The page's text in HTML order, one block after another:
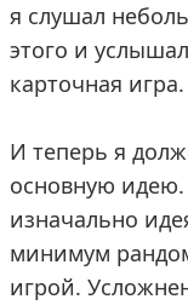
я слушал
этого и
карточная игра.
И теперь я
основную идею.
изначально
минимум
игрой.